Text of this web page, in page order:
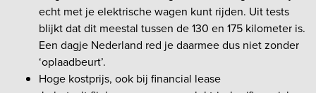
echt met je elektrische wagen kunt rijden. Uit tests
blijkt dat dit meestal tussen de 130 en 175 kilometer is.
Een dagje Nederland red je daarmee dus niet zonder
‘oplaadbeurt’.
Hoge kostprijs, ook bij financial lease